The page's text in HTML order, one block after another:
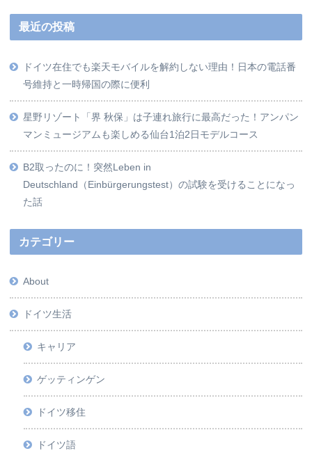
最近の投稿
ドイツ在住でも楽天モバイルを解約しない理由！日本の電話番
号維持と一時帰国の際に便利
星野リゾート「界 秋保」は子連れ旅行に最高だった！アンパン
マンミュージアムも楽しめる仙台1泊2日モデルコース
B2取ったのに！突然Leben in
Deutschland（Einbürgerungstest）の試験を受けることになっ
た話
カテゴリー
About
ドイツ生活
キャリア
ゲッティンゲン
ドイツ移住
ドイツ語